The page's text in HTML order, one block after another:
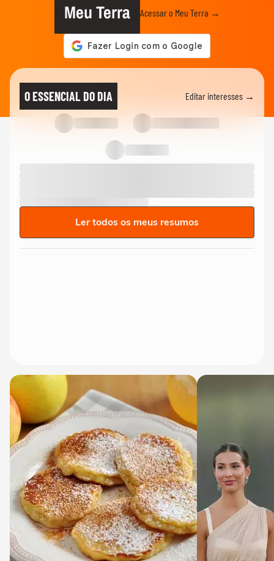
Meu Terra Acessar o Meu Terra →
O ESSENCIAL DO DIA Editar interesses →
Ler todos os meus resumos